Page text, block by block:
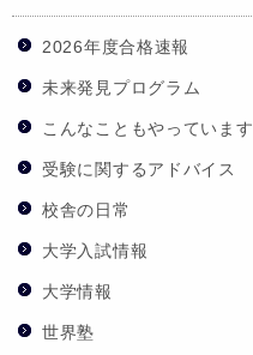
2026年度合格速報
未来発見プログラム
こんなこともやっています
受験に関するアドバイス
校舎の日常
大学入試情報
大学情報
世界塾